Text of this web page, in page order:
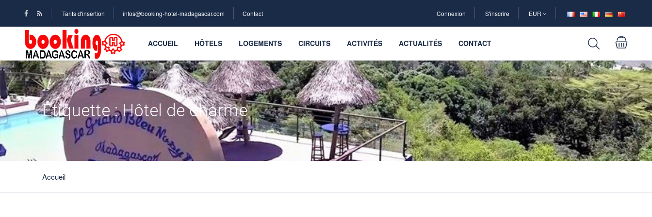
Tarifs d'insertion infos@booking-hotel-madagascar.com Contact Connexion S'inscrire EUR
ACCUEIL HÔTELS LOGEMENTS CIRCUITS ACTIVITÉS ACTUALITÉS CONTACT
Étiquette :Hôtel de charme
Accueil